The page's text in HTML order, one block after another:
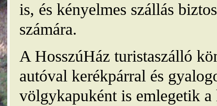
is, és kényelmes szállás
számára.
A HosszúHáz turistaszálló
autóval kerékpárral és
völgykapuként is emlegetik